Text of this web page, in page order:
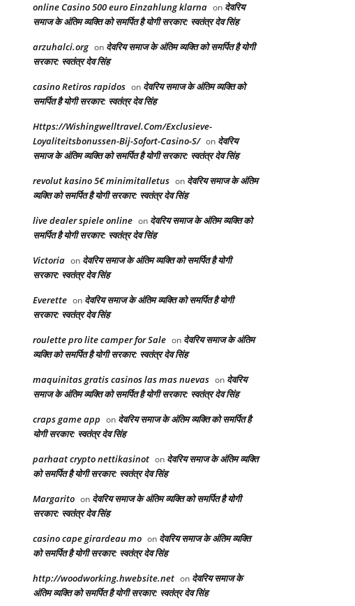
online Casino 500 euro Einzahlung klarna on देवरिय
समाज के अंतिम व्यक्ति को समर्पित है योगी सरकार: स्वतंत्र देव सिंह
arzuhalci.org on देवरिय समाज के अंतिम व्यक्ति को समर्पित है योगी
सरकार: स्वतंत्र देव सिंह
casino Retiros rapidos on देवरिय समाज के अंतिम व्यक्ति को
समर्पित है योगी सरकार: स्वतंत्र देव सिंह
Https://Wishingwelltravel.Com/Exclusieve-
Loyaliteitsbonussen-Bij-Sofort-Casino-S/ on देवरिय
समाज के अंतिम व्यक्ति को समर्पित है योगी सरकार: स्वतंत्र देव सिंह
revolut kasino 5€ minimitalletus on देवरिय समाज के अंतिम
व्यक्ति को समर्पित है योगी सरकार: स्वतंत्र देव सिंह
live dealer spiele online on देवरिय समाज के अंतिम व्यक्ति को
समर्पित है योगी सरकार: स्वतंत्र देव सिंह
Victoria on देवरिय समाज के अंतिम व्यक्ति को समर्पित है योगी
सरकार: स्वतंत्र देव सिंह
Everette on देवरिय समाज के अंतिम व्यक्ति को समर्पित है योगी
सरकार: स्वतंत्र देव सिंह
roulette pro lite camper for Sale on देवरिय समाज के अंतिम
व्यक्ति को समर्पित है योगी सरकार: स्वतंत्र देव सिंह
maquinitas gratis casinos las mas nuevas on देवरिय
समाज के अंतिम व्यक्ति को समर्पित है योगी सरकार: स्वतंत्र देव सिंह
craps game app on देवरिय समाज के अंतिम व्यक्ति को समर्पित है
योगी सरकार: स्वतंत्र देव सिंह
parhaat crypto nettikasinot on देवरिय समाज के अंतिम व्यक्ति
को समर्पित है योगी सरकार: स्वतंत्र देव सिंह
Margarito on देवरिय समाज के अंतिम व्यक्ति को समर्पित है योगी
सरकार: स्वतंत्र देव सिंह
casino cape girardeau mo on देवरिय समाज के अंतिम व्यक्ति
को समर्पित है योगी सरकार: स्वतंत्र देव सिंह
http://woodworking.hwebsite.net on देवरिय समाज के
अंतिम व्यक्ति को समर्पित है योगी सरकार: स्वतंत्र देव सिंह